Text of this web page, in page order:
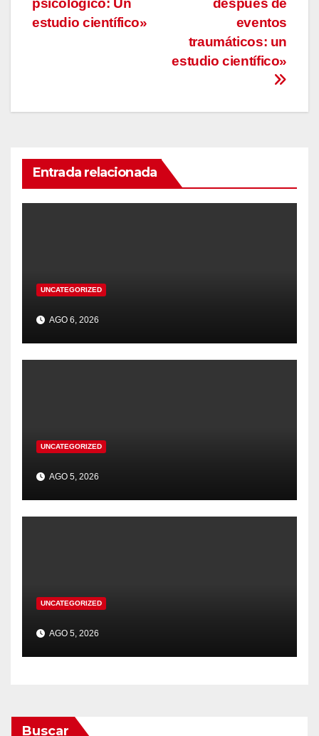
después de
eventos
traumáticos: un
estudio científico»
psicológico: Un
estudio científico»
Entrada relacionada
UNCATEGORIZED
AGO 6, 2026
UNCATEGORIZED
AGO 5, 2026
UNCATEGORIZED
AGO 5, 2026
Buscar